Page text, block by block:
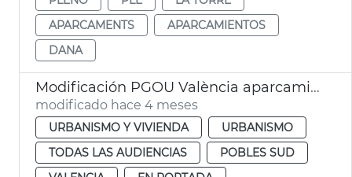
APARCAMENTS
APARCAMIENTOS
DANA
Modificación PGOU València aparcamientos altura la Torre
modificado hace 4 meses
URBANISMO Y VIVIENDA
URBANISMO
TODAS LAS AUDIENCIAS
POBLES SUD